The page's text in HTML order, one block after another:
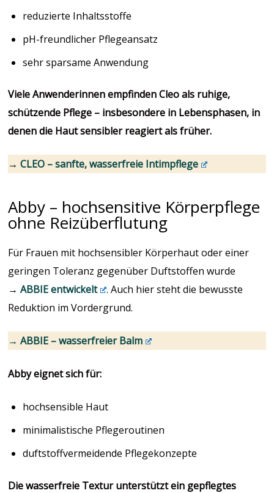
reduzierte Inhaltsstoffe
pH-freundlicher Pflegeansatz
sehr sparsame Anwendung
Viele Anwenderinnen empfinden Cleo als ruhige,
schützende Pflege – insbesondere in Lebensphasen, in
denen die Haut sensibler reagiert als früher.
→CLEO – sanfte, wasserfreie Intimpflege
Abby – hochsensitive Körperpflege
ohne Reizüberflutung
Für Frauen mit hochsensibler Körperhaut oder einer
geringen Toleranz gegenüber Duftstoffen wurde
→ ABBIE entwickelt
. Auch hier steht die bewusste
Reduktion im Vordergrund.
→ ABBIE – wasserfreier Balm
Abby eignet sich für:
hochsensible Haut
minimalistische Pflegeroutinen
duftstoffvermeidende Pflegekonzepte
Die wasserfreie Textur unterstützt ein gepflegtes